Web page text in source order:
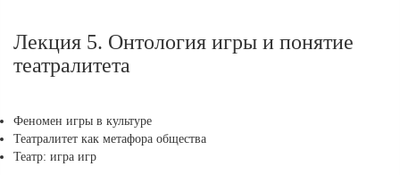
Лекция 5. Онтология игры и понятие
театралитета
Феномен игры в культуре
Театралитет как метафора общества
Театр: игра игр